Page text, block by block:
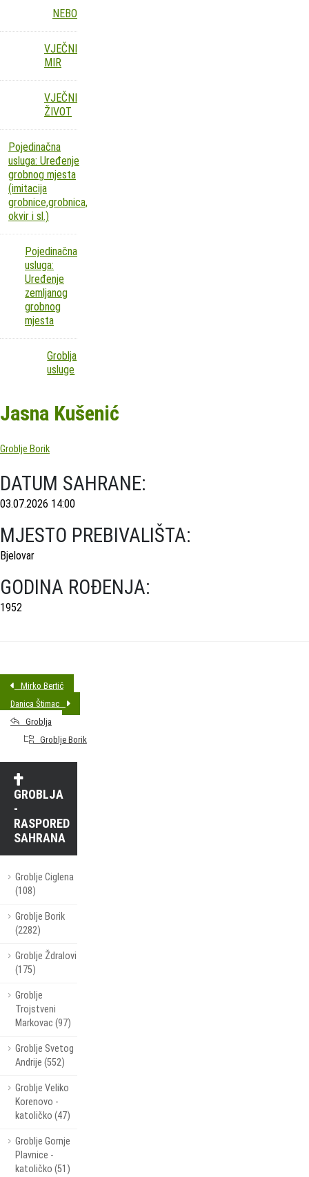
NEBO
VJEČNI
MIR
VJEČNI
ŽIVOT
Pojedinačna
usluga: Uređenje
grobnog mjesta
(imitacija
grobnice,grobnica,
okvir i sl.)
Pojedinačna
usluga:
Uređenje
zemljanog
grobnog
mjesta
Groblja
usluge
Jasna Kušenić
Groblje Borik
DATUM SAHRANE:
03.07.2026 14:00
MJESTO PREBIVALIŠTA:
Bjelovar
GODINA ROĐENJA:
1952
Mirko Bertić
Danica Štimac
Groblja
Groblje Borik
GROBLJA
-
RASPORED
SAHRANA
Groblje Ciglena
(108)
Groblje Borik
(2282)
Groblje Ždralovi
(175)
Groblje
Trojstveni
Markovac (97)
Groblje Svetog
Andrije (552)
Groblje Veliko
Korenovo -
katoličko (47)
Groblje Gornje
Plavnice -
katoličko (51)